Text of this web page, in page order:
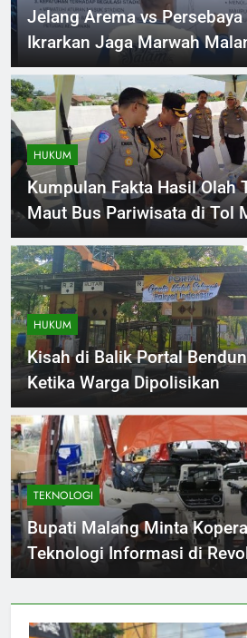
Jelang Arema vs
Ikrarkan Jaga Marwah
HUKUM
Kumpulan Fakta Hasil Olah
Maut Bus Pariwisata di Tol
HUKUM
Kisah di Balik Portal
Ketika Warga Dipolisikan
TEKNOLOGI
Bupati Malang Minta
Teknologi Informasi di